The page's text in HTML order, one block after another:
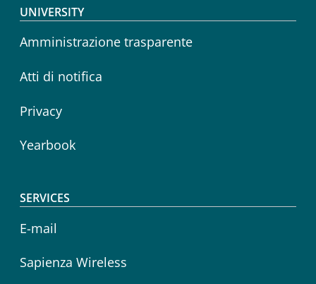
Footer menu
UNIVERSITY
Amministrazione trasparente
Atti di notifica
Privacy
Yearbook
SERVICES
E-mail
Sapienza Wireless